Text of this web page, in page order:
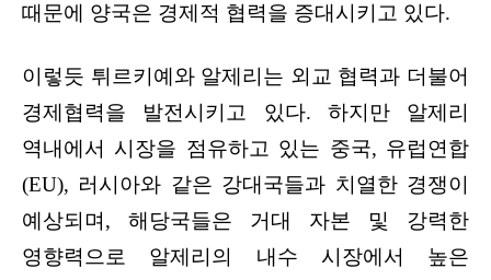
때문에 양국은 경제적 협력을 증대시키고 있다.
이렇듯 튀르키예와 알제리는 외교 협력과 더불어
경제협력을 발전시키고 있다. 하지만 알제리
역내에서 시장을 점유하고 있는 중국, 유럽연합
(EU), 러시아와 같은 강대국들과 치열한 경쟁이
예상되며, 해당국들은 거대 자본 및 강력한
영향력으로 알제리의 내수 시장에서 높은